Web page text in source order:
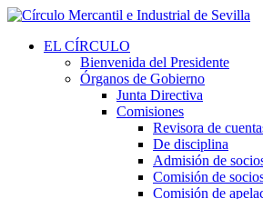
EL CÍRCULO
Bienvenida del Presidente
Órganos de Gobierno
Junta Directiva
Comisiones
Revisora de
De disciplina
Admisión de
Comisión de
Comisión de